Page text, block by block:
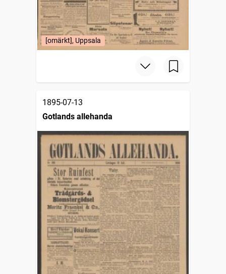
[omärkt], Uppsala
1895-07-13
Gotlands allehanda